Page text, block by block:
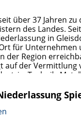
über 37 Jahren
des Landes.
in
für Unternehmen
der Region
auf der Vermittlung
Technik,
von